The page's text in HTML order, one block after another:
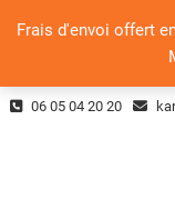
Frais d'envoi offert
Skip 06 05 04 20 20